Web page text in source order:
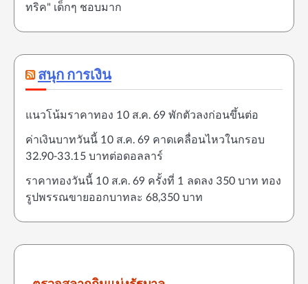
ทริค" เด็กๆ ชอบมาก
สนุก การเงิน
แนวโน้มราคาทอง 10 ส.ค. 69 พักตัวลงก่อนขึ้นต่อ
ค่าเงินบาทวันนี้ 10 ส.ค. 69 คาดเคลื่อนไหวในกรอบ
32.90-33.15 บาทต่อดอลลาร์
ราคาทองวันนี้ 10 ส.ค. 69 ครั้งที่ 1 ลดลง 350 บาท ทอง
รูปพรรณขายออกบาทละ 68,350 บาท